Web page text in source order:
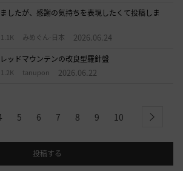
したが、感謝の気持ちを表現したくて投稿しま
1.1K みめぐん-日本 2026.06.24
ッドマウンテンの改良型羅針盤
1.2K tanupon 2026.06.22
5 6 7 8 9 10 next
投稿する